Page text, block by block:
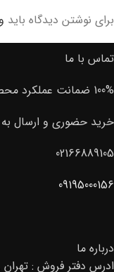
برای نوشتن دیدگاه باید
تماس با ما
100% ضمانت عملکرد محصولات
خرید حضوری و ارسال
02166889105
09195000156
درباره ما
ادرس دفتر فروش : تهران